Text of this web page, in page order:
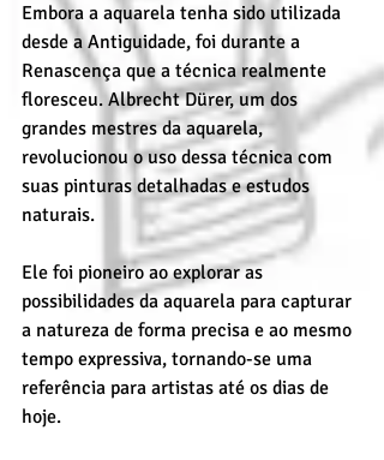
Embora a aquarela tenha sido utilizada
desde a Antiguidade, foi durante a
Renascença que a técnica realmente
floresceu. Albrecht Dürer, um dos
grandes mestres da aquarela,
revolucionou o uso dessa técnica com
suas pinturas detalhadas e estudos
naturais.
Ele foi pioneiro ao explorar as
possibilidades da aquarela para capturar
a natureza de forma precisa e ao mesmo
tempo expressiva, tornando-se uma
referência para artistas até os dias de
hoje.